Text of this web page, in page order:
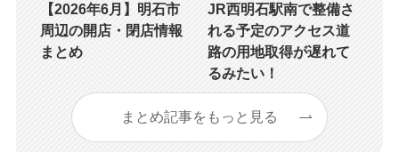
【2026年6月】明石市
周辺の開店・閉店情報
まとめ
JR西明石駅南で整備さ
れる予定のアクセス道
路の用地取得が遅れて
るみたい！
まとめ記事をもっと見る